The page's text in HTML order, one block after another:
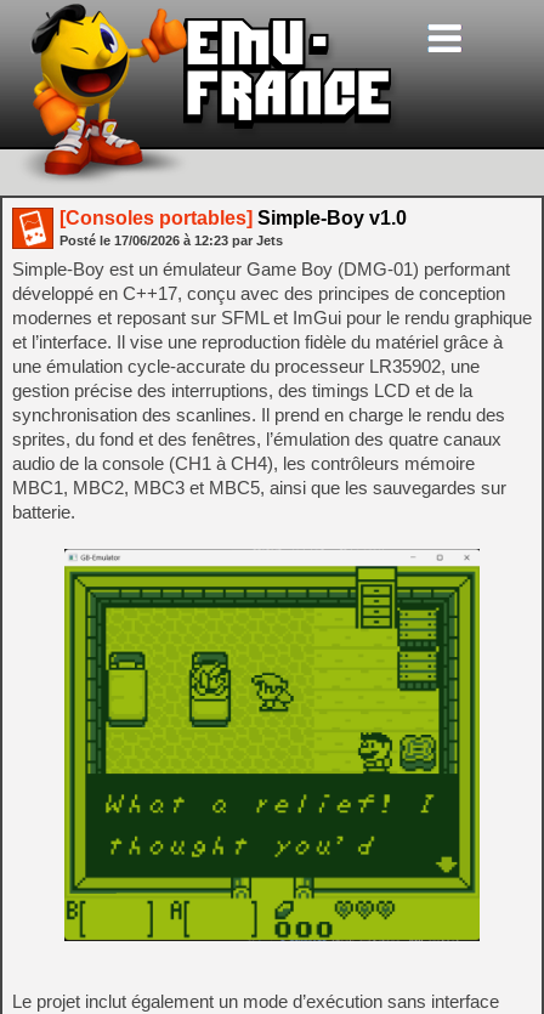
[Consoles portables] Simple-Boy v1.0
Posté le 17/06/2026 à 12:23 par Jets
Simple-Boy est un émulateur Game Boy (DMG-01) performant
développé en C++17, conçu avec des principes de conception
modernes et reposant sur SFML et ImGui pour le rendu graphique
et l’interface. Il vise une reproduction fidèle du matériel grâce à
une émulation cycle-accurate du processeur LR35902, une
gestion précise des interruptions, des timings LCD et de la
synchronisation des scanlines. Il prend en charge le rendu des
sprites, du fond et des fenêtres, l’émulation des quatre canaux
audio de la console (CH1 à CH4), les contrôleurs mémoire
MBC1, MBC2, MBC3 et MBC5, ainsi que les sauvegardes sur
batterie.
Le projet inclut également un mode d’exécution sans interface